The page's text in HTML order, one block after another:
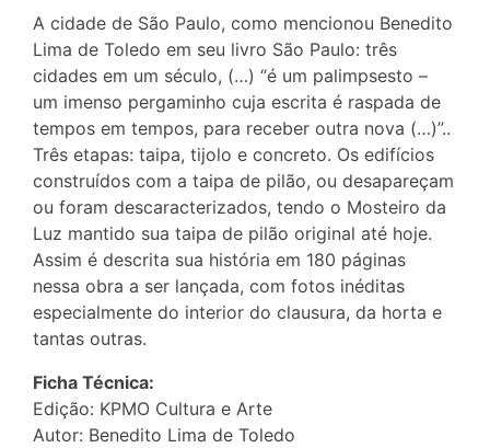
A cidade de São Paulo, como mencionou Benedito
Lima de Toledo em seu livro São Paulo: três
cidades em um século, (…) “é um palimpsesto –
um imenso pergaminho cuja escrita é raspada de
tempos em tempos, para receber outra nova (…)”..
Três etapas: taipa, tijolo e concreto. Os edifícios
construídos com a taipa de pilão, ou desapareçam
ou foram descaracterizados, tendo o Mosteiro da
Luz mantido sua taipa de pilão original até hoje.
Assim é descrita sua história em 180 páginas
nessa obra a ser lançada, com fotos inéditas
especialmente do interior do clausura, da horta e
tantas outras.
Ficha Técnica:
Edição: KPMO Cultura e Arte
Autor: Benedito Lima de Toledo